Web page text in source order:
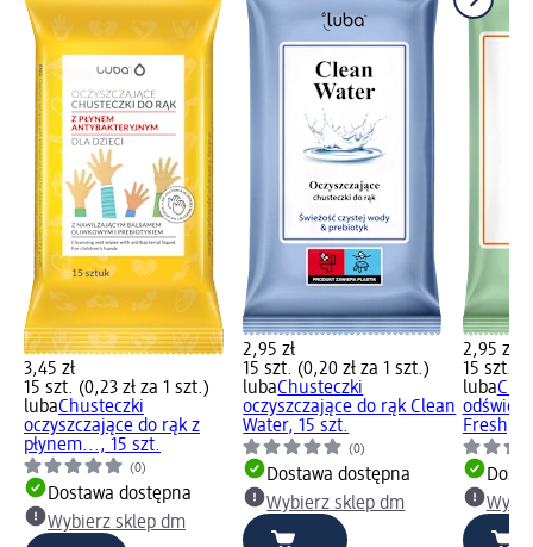
3,45 zł
15 szt. (0,23 zł za 1 szt.)
lubaChusteczki
oczyszczające do rąk z
płynem..., 15 szt.
(0)
Dostawa dostępna
Wybierz sklep dm
2,95 zł
15 szt. (0,20 zł za 1 szt.)
lubaChusteczki
oczyszczające do rąk Clean
Water, 15 szt.
(0)
Dostawa dostępna
Wybierz sklep dm
2,95 zł
15 szt.
luba
Fresh,